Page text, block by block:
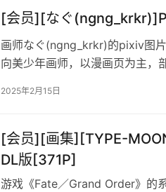
[会员][なぐ
画师なぐ(ngng_krkr)的pixiv图
向美少年画师，以漫画页为主，
2025年2月15日
[会员][画集][TYPE-
DL版[371P]
游戏《Fate／Grand Order》的